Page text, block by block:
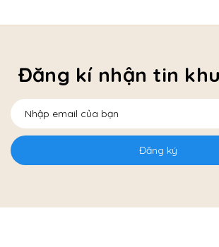
Đăng kí nhận tin
Đăng ký